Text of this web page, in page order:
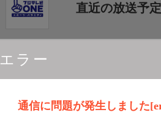
エラー
通信に問題が発生しました
直近の放送予